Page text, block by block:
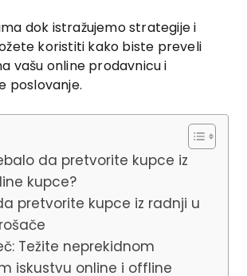
dok istražujemo strategije i
koristiti kako biste preveli
vašu online prodavnicu i
poslovanje.
da pretvorite kupce iz
kupce?
pretvorite kupce iz radnji u
Težite neprekidnom
iskustvu online i offline